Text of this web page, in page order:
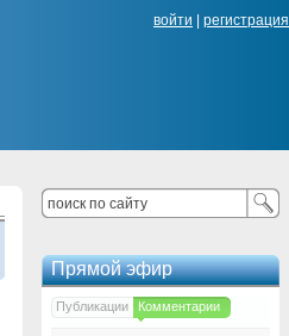
войти регистрация
Прямой эфир
Публикации Комментарии